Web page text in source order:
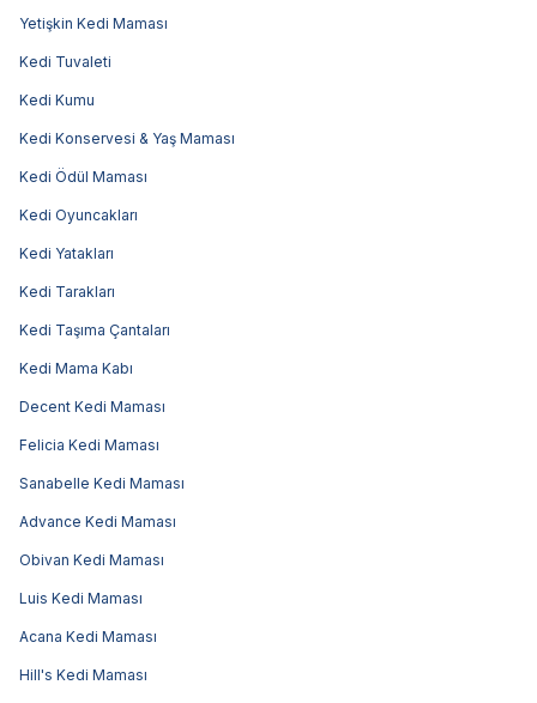
Yetişkin Kedi Maması
Kedi Tuvaleti
Kedi Kumu
Kedi Konservesi & Yaş Maması
Kedi Ödül Maması
Kedi Oyuncakları
Kedi Yatakları
Kedi Tarakları
Kedi Taşıma Çantaları
Kedi Mama Kabı
Decent Kedi Maması
Felicia Kedi Maması
Sanabelle Kedi Maması
Advance Kedi Maması
Obivan Kedi Maması
Luis Kedi Maması
Acana Kedi Maması
Hill's Kedi Maması